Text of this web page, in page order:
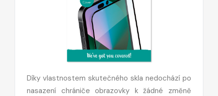
Díky vlastnostem skutečného skla nedochází po
nasazení chrániče obrazovky k žádné změně